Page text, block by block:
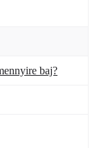
baj?